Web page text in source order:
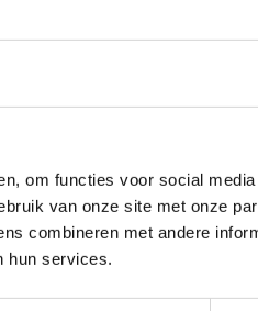
om functies voor social
van onze site met onze
combineren met andere
hun services.
indoor uitje voor kids en ouders die
actie houden
Lees meer
de 5 gezinstickets voor